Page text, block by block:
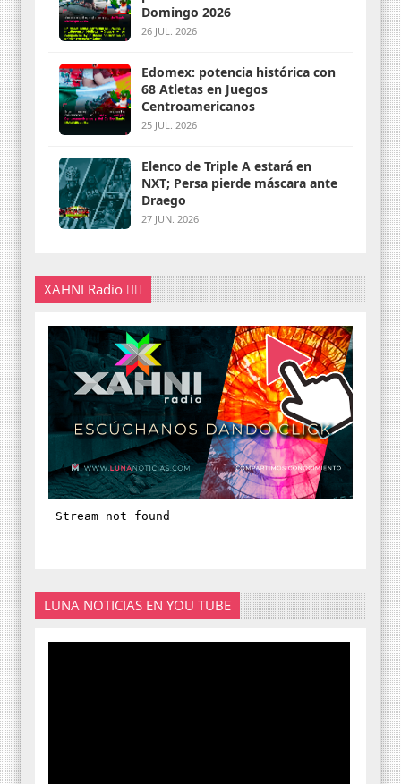
Domingo 2026
26 JUL. 2026
Edomex: potencia histórica con
68 Atletas en Juegos
Centroamericanos
25 JUL. 2026
Elenco de Triple A estará en
NXT; Persa pierde máscara ante
Draego
27 JUN. 2026
XAHNI Radio 👇🏽
LUNA NOTICIAS EN YOU TUBE